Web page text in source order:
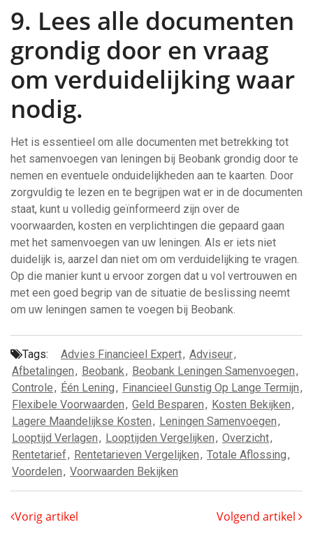
9. Lees alle documenten
grondig door en vraag
om verduidelijking waar
nodig.
Het is essentieel om alle documenten met betrekking tot
het samenvoegen van leningen bij Beobank grondig door te
nemen en eventuele onduidelijkheden aan te kaarten. Door
zorgvuldig te lezen en te begrijpen wat er in de documenten
staat, kunt u volledig geïnformeerd zijn over de
voorwaarden, kosten en verplichtingen die gepaard gaan
met het samenvoegen van uw leningen. Als er iets niet
duidelijk is, aarzel dan niet om om verduidelijking te vragen.
Op die manier kunt u ervoor zorgen dat u vol vertrouwen en
met een goed begrip van de situatie de beslissing neemt
om uw leningen samen te voegen bij Beobank.
Tags: Advies Financieel Expert, Adviseur,
Afbetalingen, Beobank, Beobank Leningen Samenvoegen,
Controle, Één Lening, Financieel Gunstig Op Lange Termijn,
Flexibele Voorwaarden, Geld Besparen, Kosten Bekijken,
Lagere Maandelijkse Kosten, Leningen Samenvoegen,
Looptijd Verlagen, Looptijden Vergelijken, Overzicht,
Rentetarief, Rentetarieven Vergelijken, Totale Aflossing,
Voordelen, Voorwaarden Bekijken
Vorig artikel Volgend artikel